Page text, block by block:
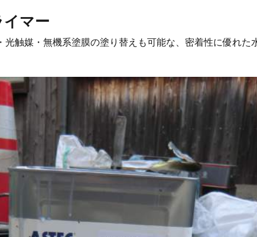
マー
触媒・無機系塗膜の塗り替えも可能な、密着性に優れた